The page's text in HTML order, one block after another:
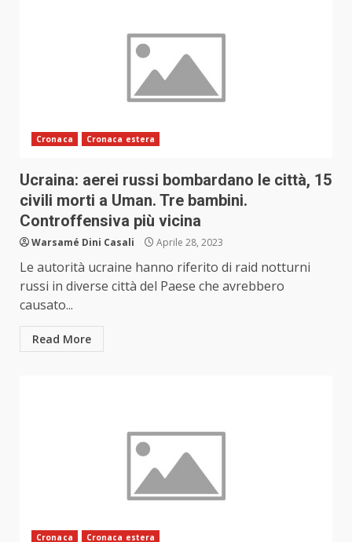
Cronaca Cronaca estera
Ucraina: aerei russi bombardano le città, 15
civili morti a Uman. Tre bambini.
Controffensiva più vicina
Warsamé Dini Casali Aprile 28, 2023
Le autorità ucraine hanno riferito di raid notturni
russi in diverse città del Paese che avrebbero
causato...
Read More
Cronaca Cronaca estera